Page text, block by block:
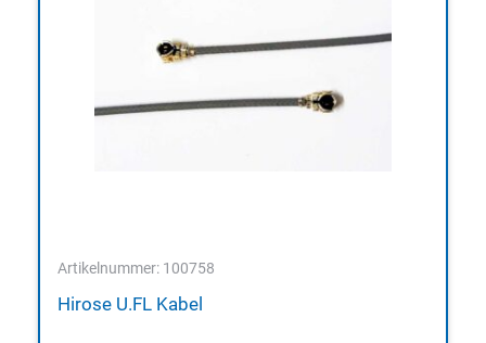
Artikelnummer: 100758
Hirose U.FL Kabel